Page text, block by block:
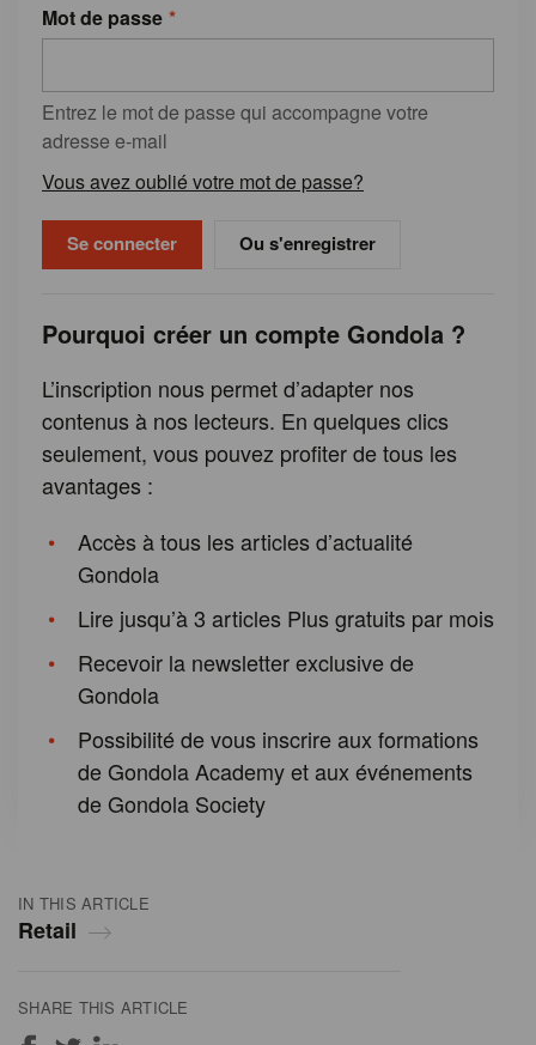
IN THIS ARTICLE
Retail
SHARE THIS ARTICLE
Mot de passe
Entrez le mot de passe qui accompagne votre
adresse e-mail
Vous avez oublié votre mot de passe?
Ou s'enregistrer
Pourquoi créer un compte Gondola ?
L’inscription nous permet d’adapter nos
contenus à nos lecteurs. En quelques clics
seulement, vous pouvez profiter de tous les
avantages :
Accès à tous les articles d’actualité
Gondola
Lire jusqu’à 3 articles Plus gratuits par mois
Recevoir la newsletter exclusive de
Gondola
Possibilité de vous inscrire aux formations
de Gondola Academy et aux événements
de Gondola Society